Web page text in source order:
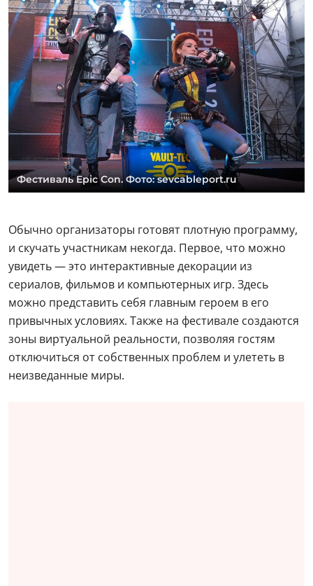
Фестиваль Epic Con. Фото: sevcableport.ru
Обычно организаторы готовят плотную программу,
и скучать участникам некогда. Первое, что можно
увидеть — это интерактивные декорации из
сериалов, фильмов и компьютерных игр. Здесь
можно представить себя главным героем в его
привычных условиях. Также на фестивале создаются
зоны виртуальной реальности, позволяя гостям
отключиться от собственных проблем и улететь в
неизведанные миры.